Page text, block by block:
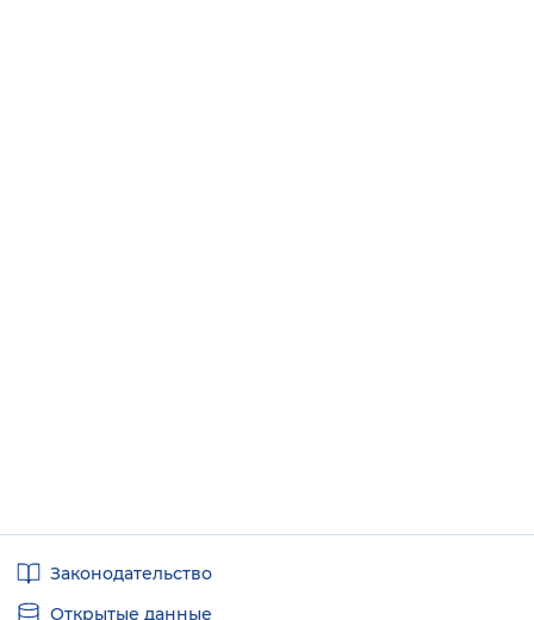
ссылкиЗаконодательство
Открытые данные